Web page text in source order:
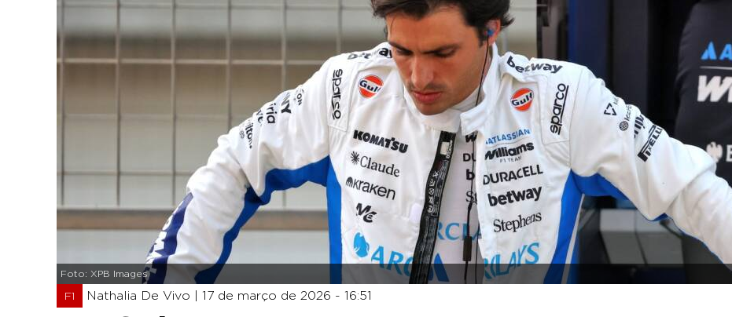
Foto: XPB Images
F1 Nathalia De Vivo | 17 de março de 2026 - 16:51